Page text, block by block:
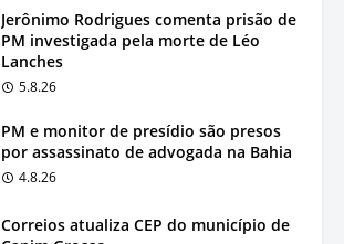
Jerônimo Rodrigues comenta prisão de
PM investigada pela morte de Léo
Lanches
5.8.26
PM e monitor de presídio são presos
por assassinato de advogada na Bahia
4.8.26
Correios atualiza CEP do município de